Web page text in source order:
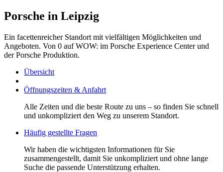
Porsche in Leipzig
Ein facettenreicher Standort mit vielfältigen Möglichkeiten und
Angeboten. Von 0 auf WOW: im Porsche Experience Center und
der Porsche Produktion.
Übersicht
Öffnungszeiten & Anfahrt
Alle Zeiten und die beste Route zu uns – so finden Sie schnell
und unkompliziert den Weg zu unserem Standort.
Häufig gestellte Fragen
Wir haben die wichtigsten Informationen für Sie
zusammengestellt, damit Sie unkompliziert und ohne lange
Suche die passende Unterstützung erhalten.